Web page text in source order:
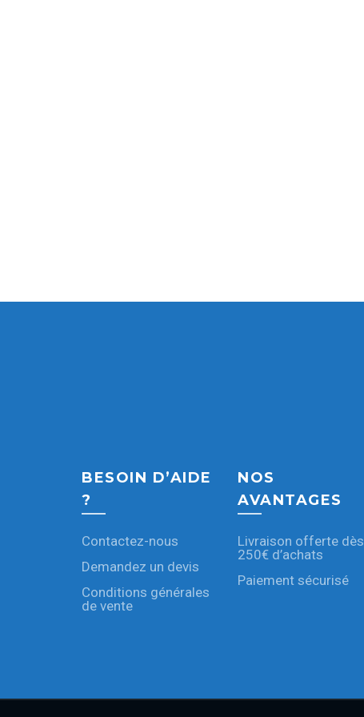
BESOIN D’AIDE
?
Contactez-nous
Demandez un devis
Conditions générales
de vente
NOS
AVANTAGES
Livraison offerte dès
250€ d’achats
Paiement sécurisé